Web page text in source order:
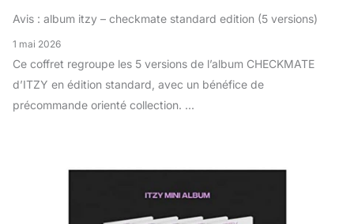
Avis : album itzy – checkmate standard edition (5 versions)
1 mai 2026
Ce coffret regroupe les 5 versions de l’album CHECKMATE
d’ITZY en édition standard, avec un bénéfice de
précommande orienté collection. ...